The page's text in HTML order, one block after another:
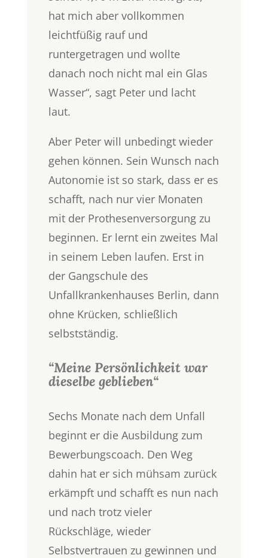
hat mich aber vollkommen
leichtfüßig rauf und
runtergetragen und wollte
danach noch nicht mal ein Glas
Wasser“, sagt Peter und lacht
laut.
Aber Peter will unbedingt wieder
gehen können. Sein Wunsch nach
Autonomie ist so stark, dass er es
schafft, nach nur vier Monaten
mit der Prothesenversorgung zu
beginnen. Er lernt ein zweites Mal
in seinem Leben laufen. Erst in
der Gangschule des
Unfallkrankenhauses Berlin, dann
ohne Krücken, schließlich
selbstständig.
“Meine Persönlichkeit war
dieselbe geblieben“
Sechs Monate nach dem Unfall
beginnt er die Ausbildung zum
Bewerbungscoach. Den Weg
dahin hat er sich mühsam zurück
erkämpft und schafft es nun nach
und nach trotz vieler
Rückschläge, wieder
Selbstvertrauen zu gewinnen und